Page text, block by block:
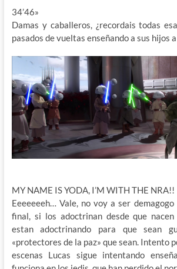
34’46»
Damas y caballeros, ¿recordais todas
pasados de vueltas enseñando a sus hijos
MY NAME IS YODA, I’M WITH THE NRA!!
Eeeeeeeh… Vale, no voy a ser
final, si los adoctrinan desde que
estan adoctrinando para que sean
«protectores de la paz» que sean. Intento
escenas Lucas sigue intentando